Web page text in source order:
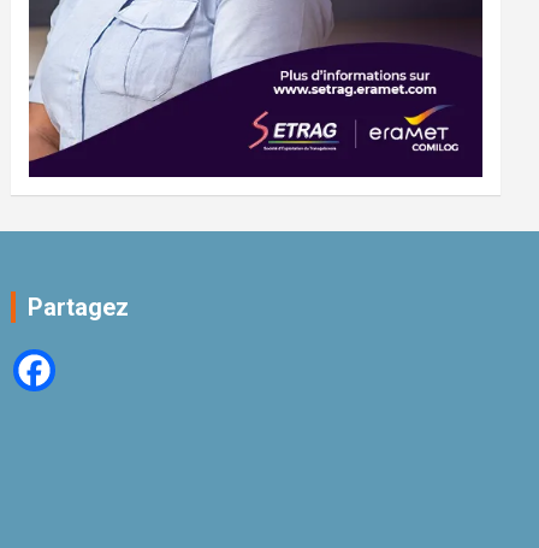
Partagez